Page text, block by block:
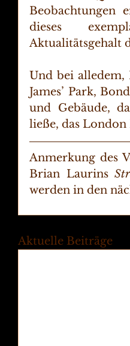
Beobachtungen
dieses
Aktualitätsgehalt
Und bei alledem,
James’ Park,
und Gebäude,
ließe, das London
Anmerkung des
Brian Laurins
werden in den
Aktuelle Beiträge